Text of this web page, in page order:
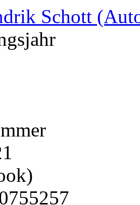
Schott